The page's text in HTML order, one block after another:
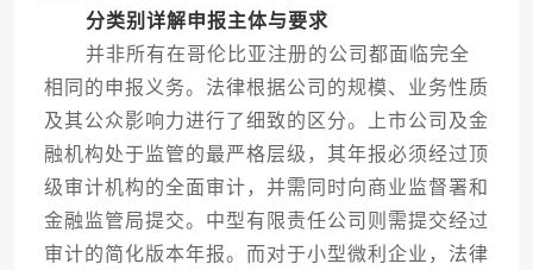
分类别详解申报主体与要求
并非所有在哥伦比亚注册的公司都面临完全
相同的申报义务。法律根据公司的规模、业务性质
及其公众影响力进行了细致的区分。上市公司及金
融机构处于监管的最严格层级，其年报必须经过顶
级审计机构的全面审计，并需同时向商业监督署和
金融监管局提交。中型有限责任公司则需提交经过
审计的简化版本年报。而对于小型微利企业，法律